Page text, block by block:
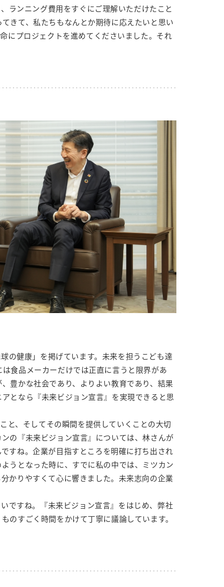
ランニング費用をすぐにご理解いただけたこと
きて、私たちもなんとか期待に応えたいと思い
にプロジェクトを進めてくださいました。それ
の健康」を掲げています。未来を担うこども達
食品メーカーだけでは正直に言うと限界があ
豊かな社会であり、よりよい教育であり、結果
となら『未来ビジョン宣言』を実現できると思
と、そしてその瞬間を提供していくことの大切
の『未来ビジョン宣言』については、林さんが
すね。企業が目指すところを明確に打ち出され
うとなった時に、すでに私の中では、ミツカン
かりやすくて心に響きました。未来志向の企業
ですね。『未来ビジョン宣言』をはじめ、弊社
のすごく時間をかけて丁寧に議論しています。